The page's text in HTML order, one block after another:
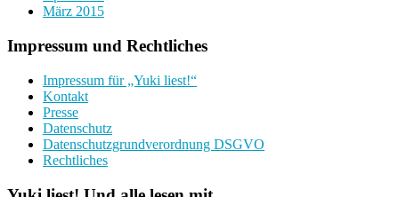
März 2015
Impressum und Rechtliches
Impressum für „Yuki liest!“
Kontakt
Presse
Datenschutz
Datenschutzgrundverordnung DSGVO
Rechtliches